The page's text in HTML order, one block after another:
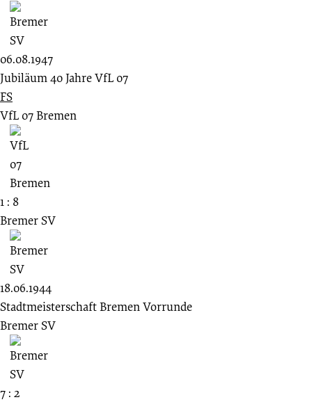
06.08.1947
Jubiläum 40 Jahre VfL 07
FS
VfL 07 Bremen
1 : 8
Bremer SV
18.06.1944
Stadtmeisterschaft Bremen Vorrunde
Bremer SV
7 : 2